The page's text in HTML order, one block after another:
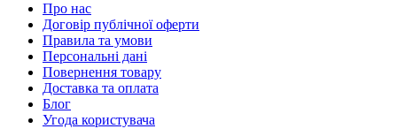
Про нас
Договір публічної оферти
Правила та умови
Персональні дані
Повернення товару
Доставка та оплата
Блог
Угода користувача